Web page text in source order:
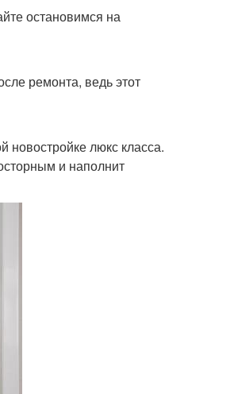
остановимся на
ремонта, ведь этот
новостройке люкс класса.
и наполнит